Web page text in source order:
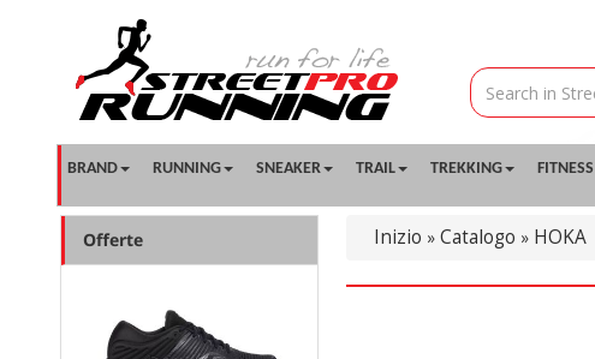
BRAND RUNNING SNEAKER TRAIL TREKKING FITNESS
Inizio » Catalogo » HOKA
Offerte